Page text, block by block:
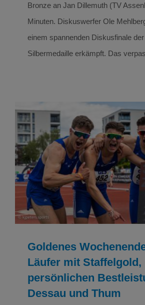
Bronze an Jan Dillemuth (TV
Minuten. Diskuswerfer Ole
einem spannenden Diskusfinale
Silbermedaille erkämpft. Das
Goldenes Wochenende für
Staffelgold, persönlichen
Dessau und Thum
Leichtathletik Leichtathletik
Goldenes
Läufer mit Staffelgold,
persönlichen
Dessau und Thum